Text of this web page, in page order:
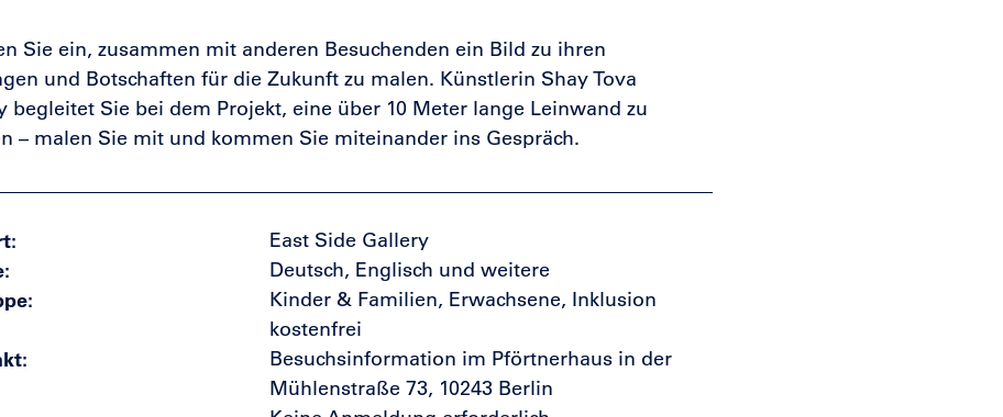
Sie ein, zusammen mit anderen Besuchenden ein Bild zu ihren
und Botschaften für die Zukunft zu malen. Künstlerin Shay Tova
begleitet Sie bei dem Projekt, eine über 10 Meter lange Leinwand zu
– malen Sie mit und kommen Sie miteinander ins Gespräch.
East Side Gallery
Deutsch, Englisch und weitere
Kinder & Familien, Erwachsene, Inklusion
kostenfrei
Besuchsinformation im Pförtnerhaus in der
Mühlenstraße 73, 10243 Berlin